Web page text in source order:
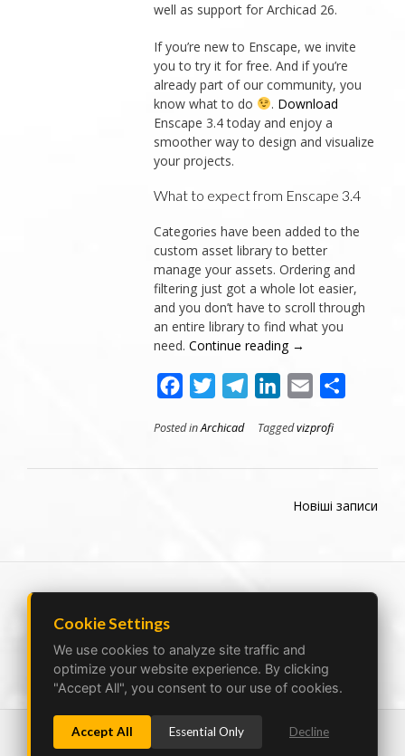
well as support for Archicad 26.
If you’re new to Enscape, we invite
you to try it for free. And if you’re
already part of our community, you
know what to do
. Download
Enscape 3.4 today and enjoy a
smoother way to design and visualize
your projects.
What to expect from Enscape 3.4
Categories have been added to the
custom asset library to better
manage your assets. Ordering and
filtering just got a whole lot easier,
and you don’t have to scroll through
an entire library to find what you
need. Continue reading →
FacebookTwitterTelegramLinkedIn
Email
Posted inArchicad Taggedvizprofi
Новіші записи
Ukraine Lviv|Poland Bielsko-Biala |
vizprofistudio@gmail.com
PRIVACY POLICY
HOME
PORTFOLIO SERVICES WORKFLOW
Cookie Settings
We use cookies to analyze site traffic and
optimize your website experience. By clicking
"Accept All", you consent to our use of cookies.
Accept All Essential Only Decline